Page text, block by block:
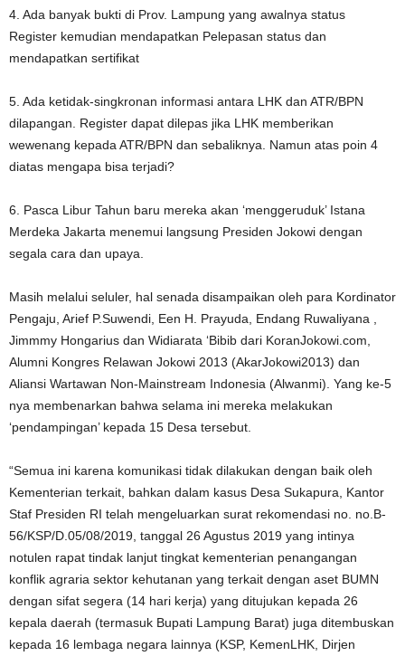
4. Ada banyak bukti di Prov. Lampung yang awalnya status
Register kemudian mendapatkan Pelepasan status dan
mendapatkan sertifikat
5. Ada ketidak-singkronan informasi antara LHK dan ATR/BPN
dilapangan. Register dapat dilepas jika LHK memberikan
wewenang kepada ATR/BPN dan sebaliknya. Namun atas poin 4
diatas mengapa bisa terjadi?
6. Pasca Libur Tahun baru mereka akan ‘menggeruduk’ Istana
Merdeka Jakarta menemui langsung Presiden Jokowi dengan
segala cara dan upaya.
Masih melalui seluler, hal senada disampaikan oleh para Kordinator
Pengaju, Arief P.Suwendi, Een H. Prayuda, Endang Ruwaliyana ,
Jimmmy Hongarius dan Widiarata ‘Bibib dari KoranJokowi.com,
Alumni Kongres Relawan Jokowi 2013 (AkarJokowi2013) dan
Aliansi Wartawan Non-Mainstream Indonesia (Alwanmi). Yang ke-5
nya membenarkan bahwa selama ini mereka melakukan
‘pendampingan’ kepada 15 Desa tersebut.
“Semua ini karena komunikasi tidak dilakukan dengan baik oleh
Kementerian terkait, bahkan dalam kasus Desa Sukapura, Kantor
Staf Presiden RI telah mengeluarkan surat rekomendasi no. no.B-
56/KSP/D.05/08/2019, tanggal 26 Agustus 2019 yang intinya
notulen rapat tindak lanjut tingkat kementerian penangangan
konflik agraria sektor kehutanan yang terkait dengan aset BUMN
dengan sifat segera (14 hari kerja) yang ditujukan kepada 26
kepala daerah (termasuk Bupati Lampung Barat) juga ditembuskan
kepada 16 lembaga negara lainnya (KSP, KemenLHK, Dirjen